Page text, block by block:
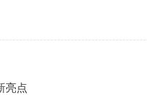
亮点